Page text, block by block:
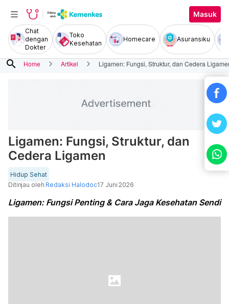
Masuk
Chat
dengan
Dokter
Toko
Kesehatan
Homecare Asuransiku
search Home Artikel Ligamen: Fungsi, Struktur, dan Cedera
Ligamen: Fungsi, Struktur, dan
Cedera Ligamen
Hidup Sehat
Ditinjau oleh Redaksi Halodoc17 Juni 2026
Ligamen: Fungsi Penting & Cara Jaga Kesehatan Sendi